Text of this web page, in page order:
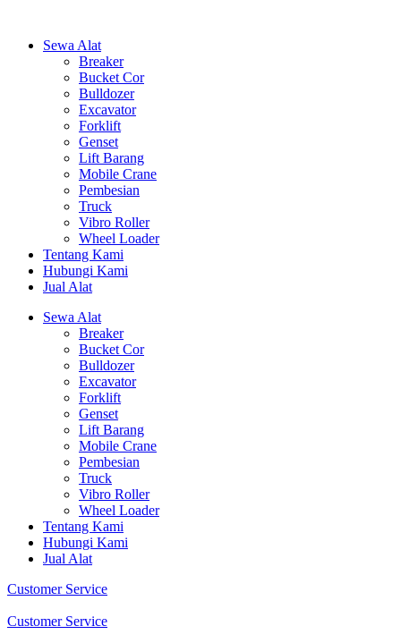
Sewa Alat
Breaker
Bucket Cor
Bulldozer
Excavator
Forklift
Genset
Lift Barang
Mobile Crane
Pembesian
Truck
Vibro Roller
Wheel Loader
Tentang Kami
Hubungi Kami
Jual Alat
Sewa Alat
Breaker
Bucket Cor
Bulldozer
Excavator
Forklift
Genset
Lift Barang
Mobile Crane
Pembesian
Truck
Vibro Roller
Wheel Loader
Tentang Kami
Hubungi Kami
Jual Alat
Customer Service
Customer Service